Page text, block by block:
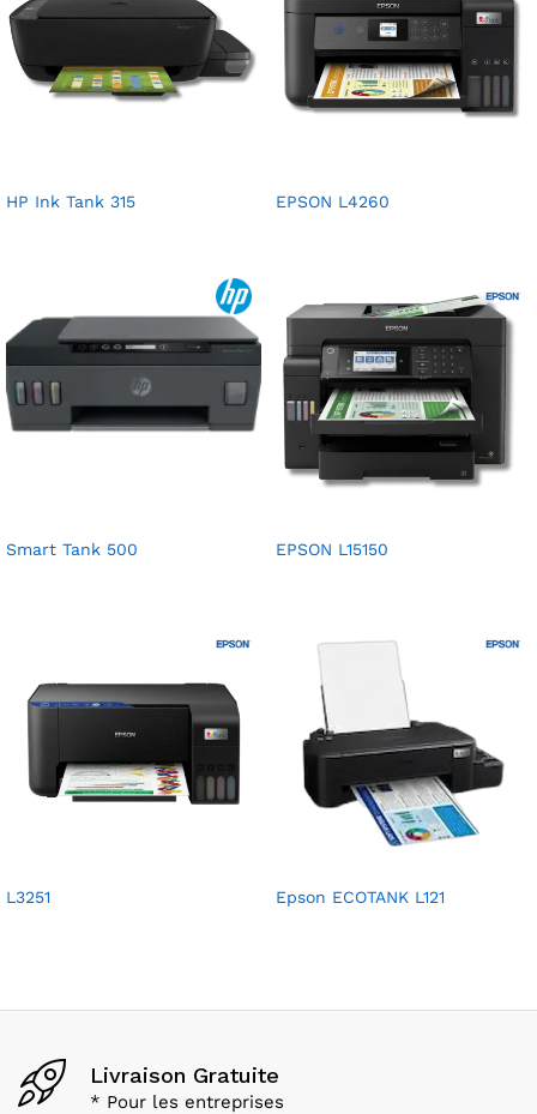
HP Ink Tank 315 EPSON L4260
Smart Tank 500 EPSON L15150
L3251 Epson ECOTANK L121
Livraison Gratuite
* Pour les entreprises